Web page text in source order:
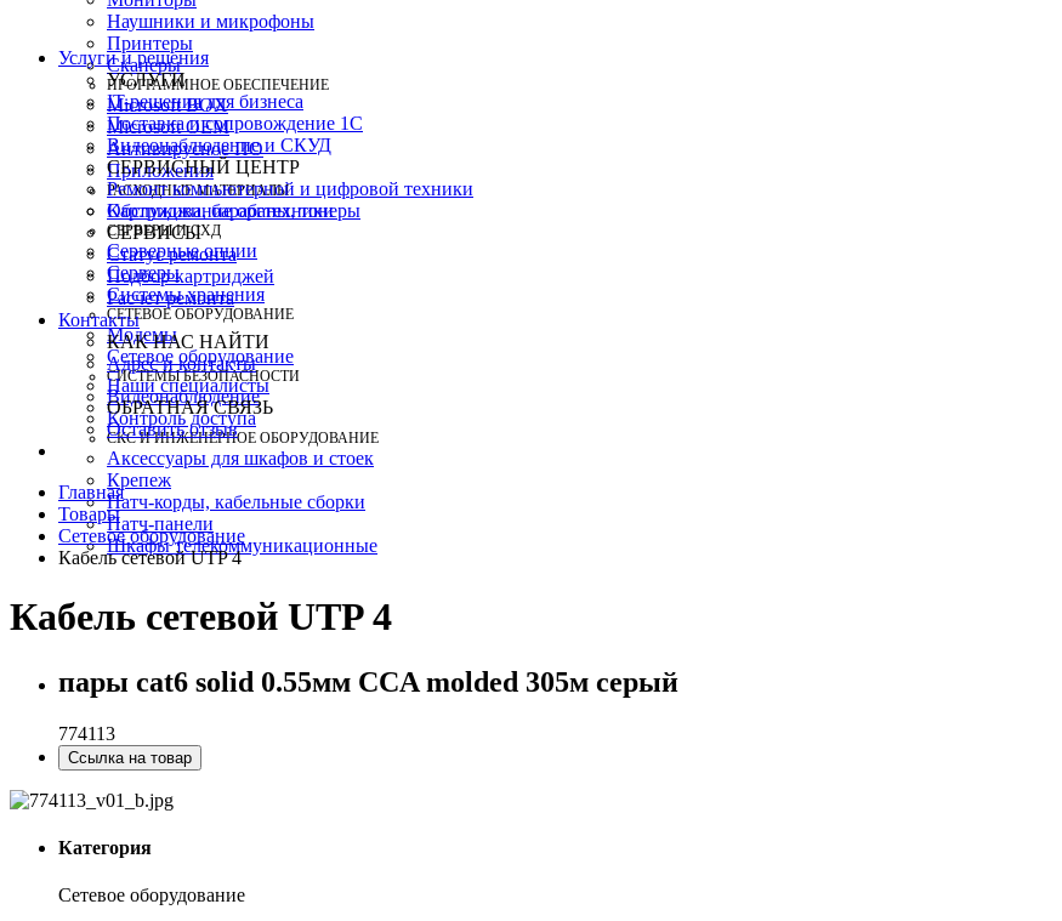
Наушники и микрофоны
Принтеры
Сканеры
ПРОГРАММНОЕ ОБЕСПЕЧЕНИЕ
Microsoft BOX
Microsoft OEM
Антивирусное ПО
Приложения
РАСХОДНЫЕ МАТЕРИАЛЫ
Картриджи, барабаны, тонеры
СЕРВЕРЫ И СХД
Серверные опции
Серверы
Системы хранения
СЕТЕВОЕ ОБОРУДОВАНИЕ
Модемы
Сетевое оборудование
СИСТЕМЫ БЕЗОПАСНОСТИ
Видеонаблюдение
Контроль доступа
СКС И ИНЖЕНЕРНОЕ ОБОРУДОВАНИЕ
Аксессуары для шкафов и стоек
Крепеж
Патч-корды, кабельные сборки
Патч-панели
Шкафы телекоммуникационные
Услуги и решения
УСЛУГИ
IT-решения для бизнеса
Поставка и сопровождение 1C
Видеонаблюдение и СКУД
СЕРВИСНЫЙ ЦЕНТР
Ремонт компьютерной и цифровой техники
Обслуживание оргтехники
СЕРВИСЫ
Статус ремонта
Подбор картриджей
Расчет ремонта
Контакты
КАК НАС НАЙТИ
Адрес и контакты
Наши специалисты
ОБРАТНАЯ СВЯЗЬ
Оставить отзыв
Главная
Товары
Сетевое оборудование
Кабель сетевой UTP 4
Кабель сетевой UTP 4
пары cat6 solid 0.55мм CCA molded 305м серый
774113
Ссылка на товар
Категория
Сетевое оборудование